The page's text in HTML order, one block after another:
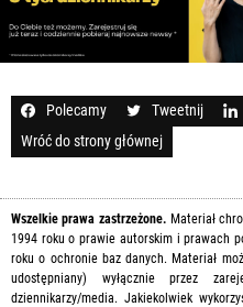
Polecamy Tweetnij
Wróć do strony głównej
Wszelkie prawa zastrzeżone. Materiał
1994 roku o prawie autorskim i prawach
roku o ochronie baz danych. Materiał
udostępniany) wyłącznie przez
dziennikarzy/media. Jakiekolwiek